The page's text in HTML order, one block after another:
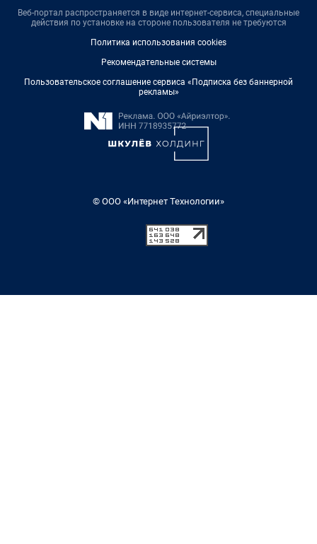
Веб-портал распространяется в виде интернет-сервиса, специальные
действия по установке на стороне пользователя не требуются
Политика использования cookies
Рекомендательные системы
Пользовательское соглашение сервиса «Подписка без баннерной
рекламы»
© ООО «Интернет Технологии»